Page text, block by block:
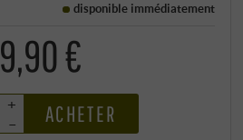
disponible immédiatement
9,90 €
+
–
ACHETER